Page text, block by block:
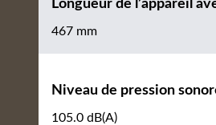
Longueur de l’appareil
467 mm
Niveau de pression
105.0 dB(A)